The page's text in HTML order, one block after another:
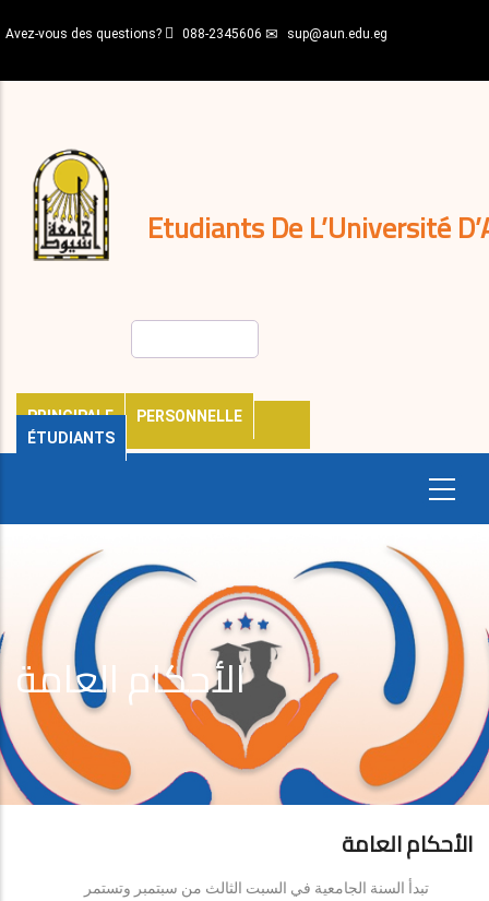
au
principal
Avez-vous des questions? 088-2345606 sup@aun.edu.eg
Etudiants De L’Université
PRINCIPALE
PERSONNELLE
ÉTUDIANTS
décisions
Expatriés
Journal
الأحكام العامة
الأحكام العامة
تبدأ السنة الجامعية في السبت الثالث من سبتمبر وتستمر